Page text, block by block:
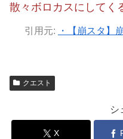
散々ボロカスにして
引用元:
・【崩スタ】
クエスト
シ
X